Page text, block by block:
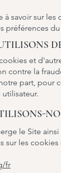
à savoir sur
préférences
et
contre la
part, pour
le Site
sur les
fr